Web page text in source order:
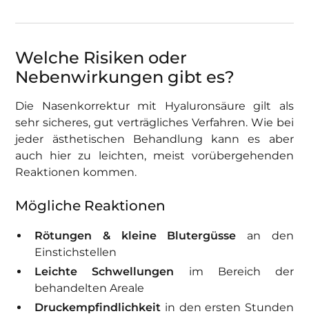
Welche Risiken oder
Nebenwirkungen gibt es?
Die Nasenkorrektur mit Hyaluronsäure gilt als
sehr sicheres, gut verträgliches Verfahren. Wie bei
jeder ästhetischen Behandlung kann es aber
auch hier zu leichten, meist vorübergehenden
Reaktionen kommen.
Mögliche Reaktionen
Rötungen & kleine Blutergüsse an den
Einstichstellen
Leichte Schwellungen im Bereich der
behandelten Areale
Druckempfindlichkeit in den ersten Stunden